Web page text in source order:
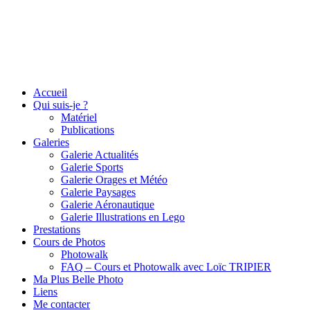
Accueil
Qui suis-je ?
Matériel
Publications
Galeries
Galerie Actualités
Galerie Sports
Galerie Orages et Météo
Galerie Paysages
Galerie Aéronautique
Galerie Illustrations en Lego
Prestations
Cours de Photos
Photowalk
FAQ – Cours et Photowalk avec Loïc TRIPIER
Ma Plus Belle Photo
Liens
Me contacter